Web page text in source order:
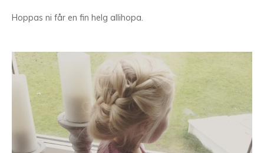
Hoppas ni får en fin helg allihopa.